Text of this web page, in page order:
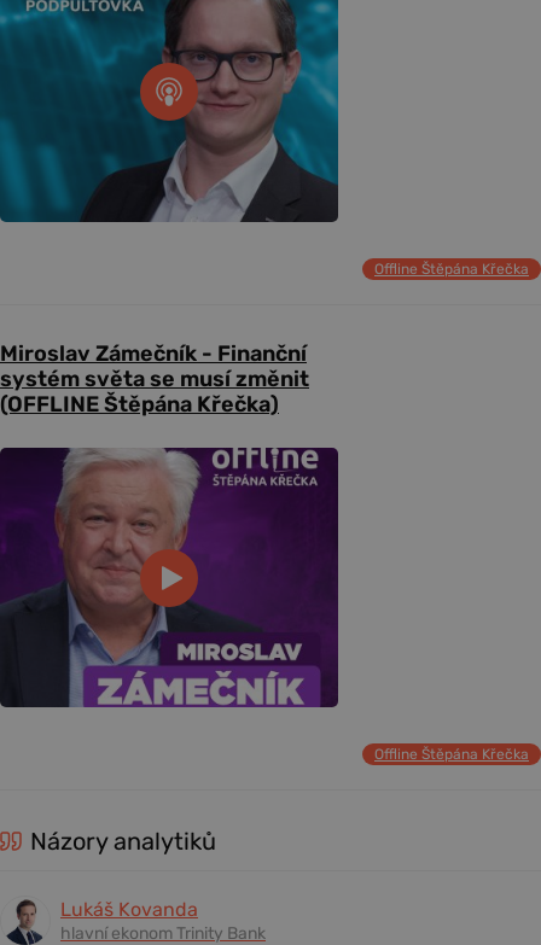
Offline Štěpána Křečka
Miroslav Zámečník - Finanční
systém světa se musí změnit
(OFFLINE Štěpána Křečka)
Offline Štěpána Křečka
Názory analytiků
Lukáš Kovanda
hlavní ekonom Trinity Bank